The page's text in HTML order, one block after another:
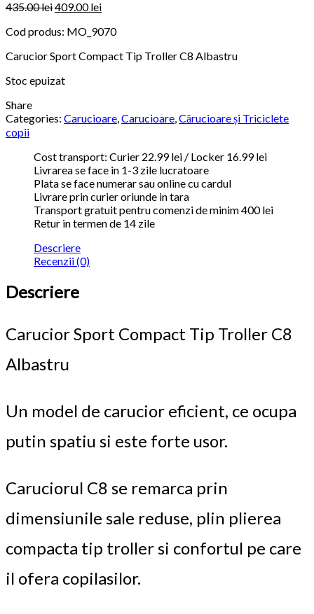
435.00lei409.00lei
Cod produs: MO_9070
Carucior Sport Compact Tip Troller C8 Albastru
Stoc epuizat
Share
Categories: Carucioare,Carucioare,Cărucioare și Triciclete
copii
Cost transport: Curier 22.99 lei / Locker 16.99 lei
Livrarea se face in 1-3 zile lucratoare
Plata se face numerar sau online cu cardul
Livrare prin curier oriunde in tara
Transport gratuit pentru comenzi de minim 400 lei
Retur in termen de 14 zile
Descriere
Recenzii (0)
Descriere
Carucior Sport Compact Tip Troller C8
Albastru
Un model de carucior eficient, ce ocupa
putin spatiu si este forte usor.
Caruciorul C8 se remarca prin
dimensiunile sale reduse, plin plierea
compacta tip troller si confortul pe care
il ofera copilasilor.